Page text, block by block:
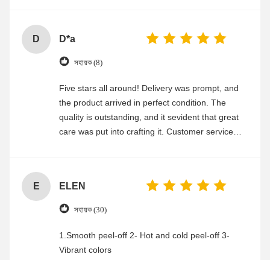
D D*a
সহায়ক (8)
Five stars all around! Delivery was prompt, and
the product arrived in perfect condition. The
quality is outstanding, and it sevident that great
care was put into crafting it. Customer service
E ELEN
সহায়ক (30)
1.Smooth peel-off 2- Hot and cold peel-off 3-
Vibrant colors